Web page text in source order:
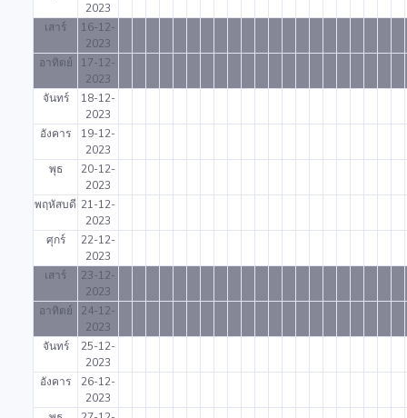
2023
เสาร์
16-12-
2023
อาทิตย์
17-12-
2023
จันทร์
18-12-
2023
อังคาร
19-12-
2023
พุธ
20-12-
2023
พฤหัสบดี 21-12-
2023
ศุกร์
22-12-
2023
เสาร์
23-12-
2023
อาทิตย์
24-12-
2023
จันทร์
25-12-
2023
อังคาร
26-12-
2023